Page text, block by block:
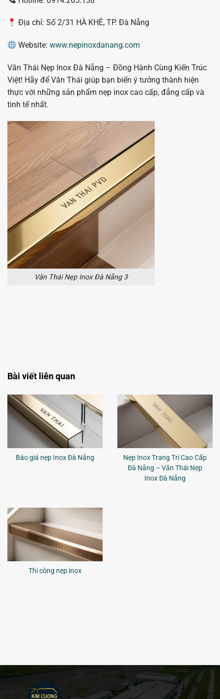
Địa chỉ: Số 2/31 HÀ KHÊ, TP. Đà Nẵng
Website:www.nepinoxdanang.com
Văn Thái Nẹp Inox Đà Nẵng – Đồng Hành Cùng Kiến Trúc
Việt! Hãy để Văn Thái giúp bạn biến ý tưởng thành hiện
thực với những sản phẩm nẹp inox cao cấp, đẳng cấp và
tinh tế nhất.
Văn Thái Nẹp Inox Đà Nẵng 3
Bài viết liên quan
Báo giá nẹp Inox Đà Nẵng
Nẹp Inox Trang Trí Cao Cấp
Đà Nẵng – Văn Thái Nẹp
Inox Đà Nẵng
Thi công nẹp inox